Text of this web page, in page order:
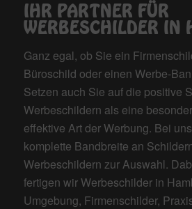
IHR PARTNER FÜR
WERBESCHILDER IN
Ganz egal, ob Sie ein
Büroschild oder einen Werbe-
Setzen auch Sie auf die positive
Werbeschildern als eine
effektive Art der Werbung. Bei
komplette Bandbreite an
Werbeschildern zur Auswahl.
fertigen wir Werbeschilder in
Umgebung, Firmenschilder,